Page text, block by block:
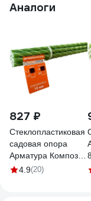
Аналоги
827 ₽
Стеклопластиковая
садовая опора
Арматура Композит
10 мм, 10 штук по
4.9(20)